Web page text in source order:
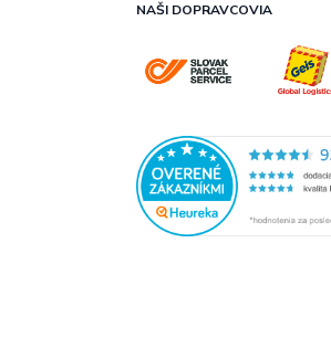
NAŠI DOPRAVCOVIA